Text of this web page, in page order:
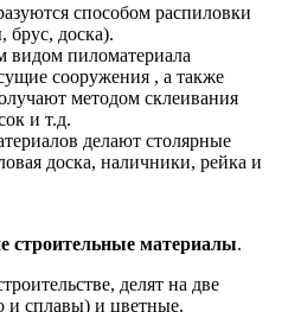
способом распиловки
брус, доска).
пиломатериала
сооружения , а также
методом склеивания
и т.д.
делают столярные
доска, наличники, рейка и
строительные материалы.
делят на две
и сплавы) и цветные.